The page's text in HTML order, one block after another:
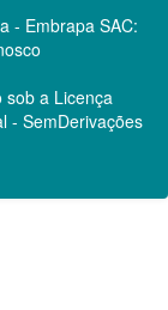
- Embrapa SAC:
a Licença
- SemDerivações